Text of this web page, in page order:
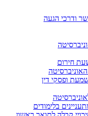
ודרכי הגעה
חירום
ופסקי דין
בלימודים